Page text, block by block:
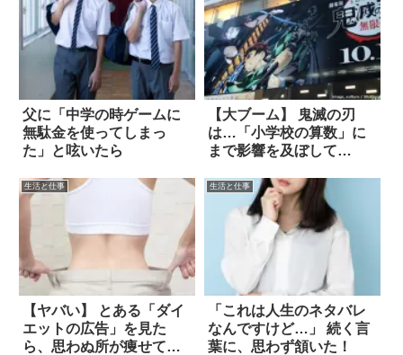
満足！
父に「中学の時ゲームに
無駄金を使ってしまっ
た」と呟いたら
【大ブーム】 鬼滅の刃
は…「小学校の算数」に
まで影響を及ぼして
生活と仕事
【ヤバい】 とある「ダイ
エットの広告」を見た
ら、思わぬ所が痩せてい
生活と仕事
「これは人生のネタバレ
なんですけど…」 続く言
葉に、思わず頷いた！